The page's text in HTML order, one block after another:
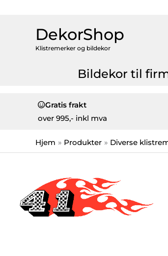
DekorShop
Klistremerker og bildekor
Bildekor til
Gratis frakt
over 995,- inkl mva
Hjem Produkter Diverse